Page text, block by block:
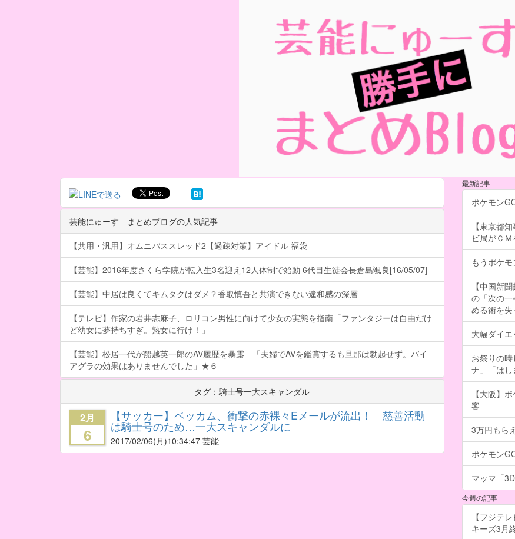
芸能にゅーす まとめブログの人気記事
【共用・汎用】オムニバススレッド2【過疎対策】アイドル 福袋
【芸能】2016年度さくら学院が転入生3名迎え12人体制で始動 6代目生徒会長倉島颯良[16/05/07]
【芸能】中居は良くてキムタクはダメ？香取慎吾と共演できない違和感の深層
【テレビ】作家の岩井志麻子、ロリコン男性に向けて少女の実態を指南「ファンタジーは自由だけ
ど幼女に夢持ちすぎ。熟女に行け！」
【芸能】松居一代が船越英一郎のAV履歴を暴露 「夫婦でAVを鑑賞するも旦那は勃起せず。バイ
アグラの効果はありませんでした」★６
タグ：騎士号一大スキャンダル
2月
6
【サッカー】ベッカム、衝撃の赤裸々Eメールが流出！ 慈善活動
は騎士号のため…一大スキャンダルに
2017/02/06(月)10:34:47 芸能
最新記事
ポケモン
【東京都
ビ局がＣ
もうポケ
【中国新
の「次の
める術を失
大幅ダイ
お祭りの
ナ」「はし
【大阪】
客
3万円もら
ポケモン
マッマ「
今週の記事
【フジテ
キーズ3月